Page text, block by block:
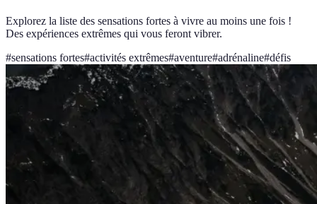
Explorez la liste des sensations fortes à vivre au moins une fois !
Des expériences extrêmes qui vous feront vibrer.
#sensations fortes#activités extrêmes#aventure#adrénaline#défis